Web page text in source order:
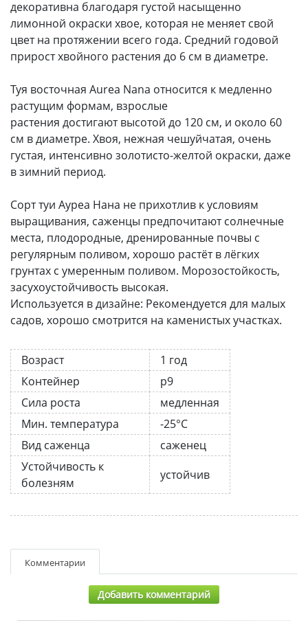
декоративна благодаря густой насыщенно
лимонной окраски хвое, которая не меняет свой
цвет на протяжении всего года. Средний годовой
прирост хвойного растения до 6 см в диаметре.
Туя восточная Aurea Nana относится к медленно
растущим формам, взрослые
растения достигают высотой до 120 см, и около 60
см в диаметре. Хвоя, нежная чешуйчатая, очень
густая, интенсивно золотисто-желтой окраски, даже
в зимний период.
Сорт туи Ауреа Нана не прихотлив к условиям
выращивания, саженцы предпочитают солнечные
места, плодородные, дренированные почвы с
регулярным поливом, хорошо растёт в лёгких
грунтах с умеренным поливом. Морозостойкость,
засухоустойчивость высокая.
Используется в дизайне: Рекомендуется для малых
садов, хорошо смотрится на каменистых участках.
Возраст
1 год
Контейнер
р9
Сила роста
медленная
Мин. температура
-25°C
Вид саженца
саженец
Устойчивость к
болезням
устойчив
Комментарии
Добавить комментарий